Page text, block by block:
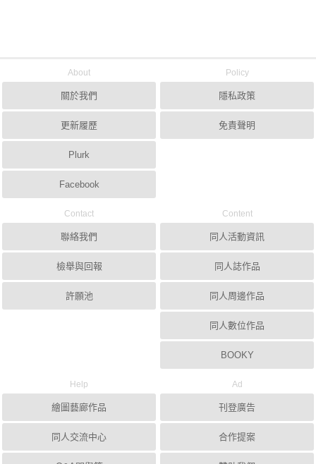
About
關於我們
更新履歷
Plurk
Facebook
Policy
隱私政策
免責聲明
Contact
聯絡我們
檢舉與回報
許願池
Content
同人活動資訊
同人誌作品
同人周邊作品
同人數位作品
BOOKY
Help
繪圖藝廊作品
同人交流中心
Ad
刊登廣告
合作提案